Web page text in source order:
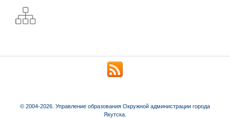
© 2004-2026. Управление образования Окружной администрации города
Якутска.